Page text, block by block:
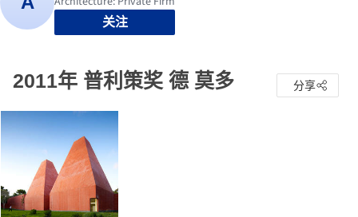
关注
2011年 普利策奖 德 莫多 分享